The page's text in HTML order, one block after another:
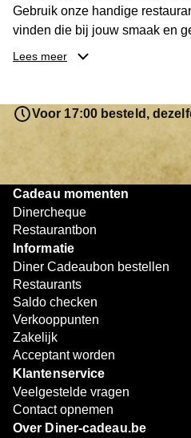
Gebruik onze handige
vinden die bij jouw smaak en
je keuze hebt gemaakt, kun je
resterende bedrag blijft
later worden gebruikt. Zo
bijzondere eetmomenten.
Lees meer
Voor 17:00 besteld,
Cadeau momenten
Dinercheque
Restaurantbon
Informatie
Diner Cadeaubon bestellen
Restaurants
Saldo checken
Verkooppunten
Zakelijk
Acceptant worden
Klantenservice
Veelgestelde vragen
Contact opnemen
Over Diner-cadeau.be